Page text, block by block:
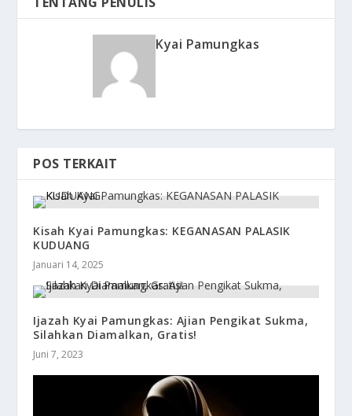
Kyai Pamungkas
POS TERKAIT
Kisah Kyai Pamungkas: KEGANASAN PALASIK
KUDUANG
Januari 14, 2025
Ijazah Kyai Pamungkas: Ajian Pengikat Sukma,
Silahkan Diamalkan, Gratis!
Juni 7, 2023